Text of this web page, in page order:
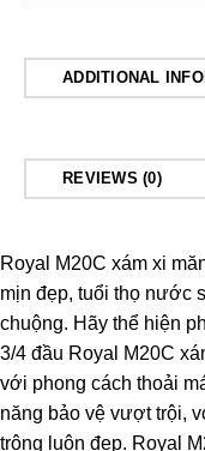
ADDITIONAL
REVIEWS (0)
Royal M20C xám xi
mịn đẹp, tuổi thọ nước
chuộng. Hãy thể hiện
3/4 đầu Royal M20C
với phong cách thoải
năng bảo vệ vượt trội,
trông luôn đẹp. Royal